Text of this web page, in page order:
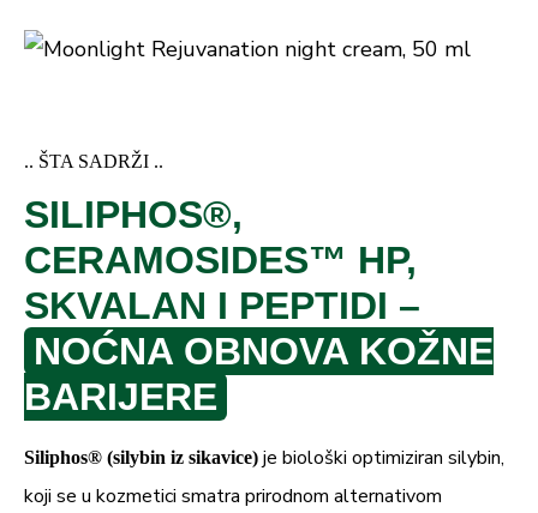
.. ŠTA SADRŽI ..
SILIPHOS®,
CERAMOSIDES™ HP,
SKVALAN I PEPTIDI –
NOĆNA OBNOVA KOŽNE
BARIJERE
Siliphos® (silybin iz sikavice) je biološki optimiziran silybin,
koji se u kozmetici smatra prirodnom alternativom